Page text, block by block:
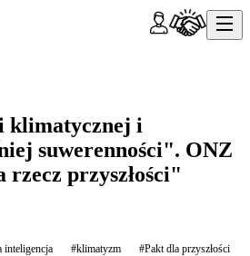
klimatycznej i
suwerenności". ONZ
przyszłości"
inteligencja #klimatyzm
#Pakt dla przyszłości